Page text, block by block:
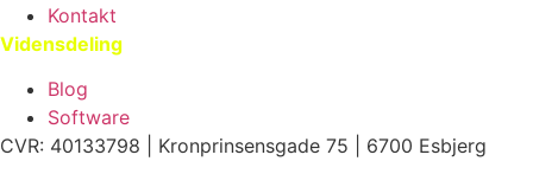
Kontakt
Vidensdeling
Blog
Software
CVR: 40133798 | Kronprinsensgade 75 | 6700 Esbjerg